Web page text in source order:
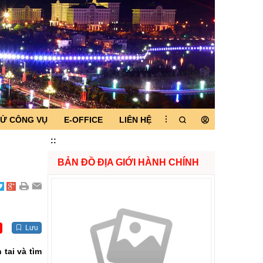
CÔNG VỤ E-OFFICE LIÊN HỆ
::
Lưu
tai và tìm
BẢN ĐỒ ĐỊA GIỚI HÀNH CHÍNH